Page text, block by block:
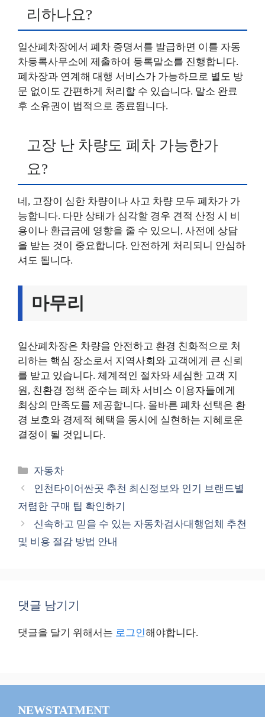
리하나요?
일산폐차장에서 폐차 증명서를 발급하면 이를 자동
차등록사무소에 제출하여 등록말소를 진행합니다.
폐차장과 연계해 대행 서비스가 가능하므로 별도 방
문 없이도 간편하게 처리할 수 있습니다. 말소 완료
후 소유권이 법적으로 종료됩니다.
고장 난 차량도 폐차 가능한가
요?
네, 고장이 심한 차량이나 사고 차량 모두 폐차가 가
능합니다. 다만 상태가 심각할 경우 견적 산정 시 비
용이나 환급금에 영향을 줄 수 있으니, 사전에 상담
을 받는 것이 중요합니다. 안전하게 처리되니 안심하
셔도 됩니다.
마무리
일산폐차장은 차량을 안전하고 환경 친화적으로 처
리하는 핵심 장소로서 지역사회와 고객에게 큰 신뢰
를 받고 있습니다. 체계적인 절차와 세심한 고객 지
원, 친환경 정책 준수는 폐차 서비스 이용자들에게
최상의 만족도를 제공합니다. 올바른 폐차 선택은 환
경 보호와 경제적 혜택을 동시에 실현하는 지혜로운
결정이 될 것입니다.
카
테
리
자동차
인천타이어싼곳 추천 최신정보와 인기 브랜드별
저렴한 구매 팁 확인하기
신속하고 믿을 수 있는 자동차검사대행업체 추천
및 비용 절감 방법 안내
댓글 남기기
댓글을 달기 위해서는 로그인해야합니다.
NEWSTATMENT